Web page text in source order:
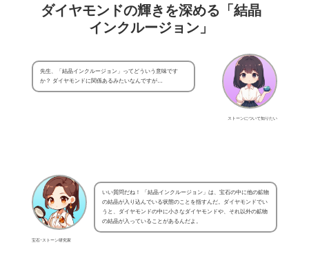
ダイヤモンドの輝きを深める「結晶
インクルージョン」
ストーンについて知りたい
先生、「結晶インクルージョン」ってどういう意味です
か？ ダイヤモンドに関係あるみたいなんですが…
宝石･ストーン研究家
いい質問だね！ 「結晶インクルージョン」は、宝石の中に他の鉱物
の結晶が入り込んでいる状態のことを指すんだ。ダイヤモンドでい
うと、ダイヤモンドの中に小さなダイヤモンドや、それ以外の鉱物
の結晶が入っていることがあるんだよ。